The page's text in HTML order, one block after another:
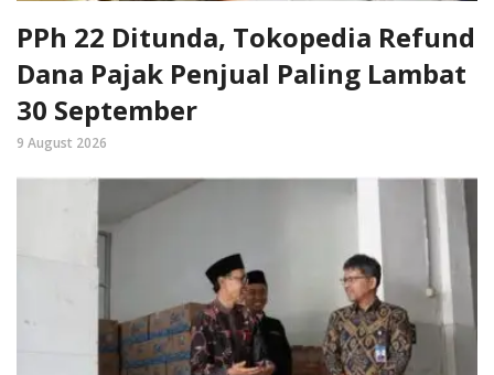
PPh 22 Ditunda, Tokopedia Refund
Dana Pajak Penjual Paling Lambat
30 September
9 August 2026